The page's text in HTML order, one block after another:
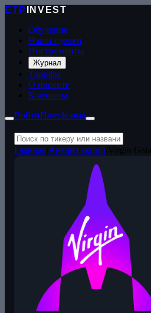
ETP
INVEST
Обучение
Наши сделки
Инструменты
Журнал
Тарифы
О проекте
Контакты
ВойтиПлатформа
Главная Анализ акций